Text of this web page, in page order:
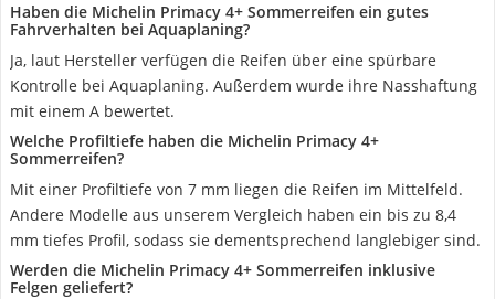
Haben die Michelin Primacy 4+ Sommerreifen ein gutes
Fahrverhalten bei Aquaplaning?
Ja, laut Hersteller verfügen die Reifen über eine spürbare
Kontrolle bei Aquaplaning. Außerdem wurde ihre Nasshaftung
mit einem A bewertet.
Welche Profiltiefe haben die Michelin Primacy 4+
Sommerreifen?
Mit einer Profiltiefe von 7 mm liegen die Reifen im Mittelfeld.
Andere Modelle aus unserem Vergleich haben ein bis zu 8,4
mm tiefes Profil, sodass sie dementsprechend langlebiger sind.
Werden die Michelin Primacy 4+ Sommerreifen inklusive
Felgen geliefert?